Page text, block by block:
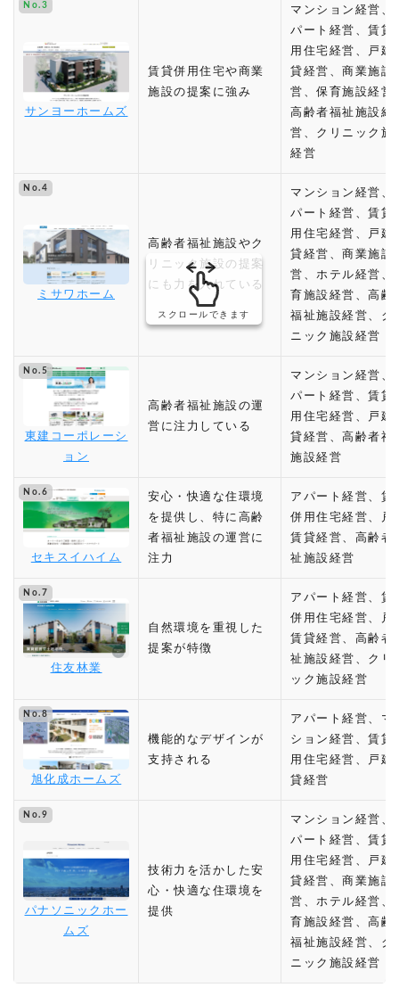
No.3
サンヨーホームズ
賃貸併用住宅や商業
施設の提案に強み
マンション経営、
パート経営、賃貸
用住宅経営、戸建
貸経営、商業施設
営、保育施設経営
高齢者福祉施設経
営、クリニック施
経営
No.4
ミサワホーム
高齢者福祉施設やク
リニック施設の提案
にも力を入れている
マンション経営、
パート経営、賃貸
用住宅経営、戸建
貸経営、商業施設
営、ホテル経営、
育施設経営、高齢
福祉施設経営、ク
ニック施設経営
No.5
東建コーポレーシ
ョン
高齢者福祉施設の運
営に注力している
マンション経営、
パート経営、賃貸
用住宅経営、戸建
貸経営、高齢者福
施設経営
No.6
セキスイハイム
安心・快適な住環境
を提供し、特に高齢
者福祉施設の運営に
注力
アパート経営、賃
併用住宅経営、戸
賃貸経営、高齢者
祉施設経営
No.7
住友林業
自然環境を重視した
提案が特徴
アパート経営、賃
併用住宅経営、戸
賃貸経営、高齢者
祉施設経営、クリ
ック施設経営
No.8
旭化成ホームズ
機能的なデザインが
支持される
アパート経営、マ
ション経営、賃貸
用住宅経営、戸建
貸経営
No.9
パナソニックホー
ムズ
技術力を活かした安
心・快適な住環境を
提供
マンション経営、
パート経営、賃貸
用住宅経営、戸建
貸経営、商業施設
営、ホテル経営、
育施設経営、高齢
福祉施設経営、ク
ニック施設経営
スクロールできます